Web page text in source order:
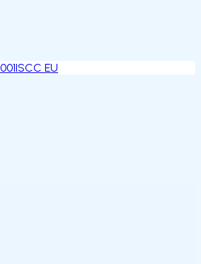
ISCC EU